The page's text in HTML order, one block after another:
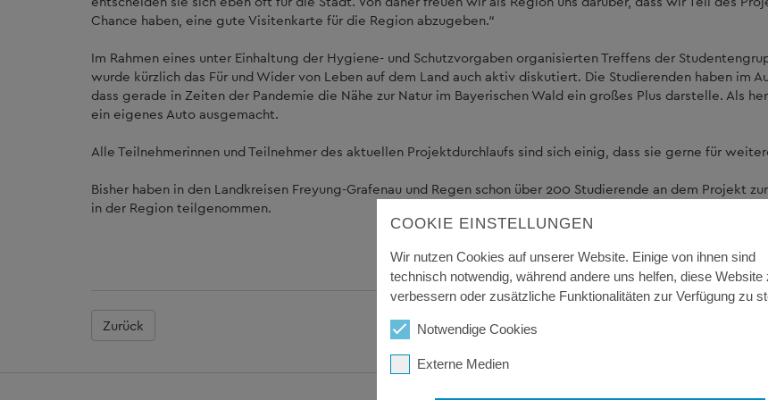
Chance haben, eine gute Visitenkarte für die Region abzugeben.“
Im Rahmen eines unter Einhaltung der Hygiene- und Schutzvorgaben organisierten Treffens der
wurde kürzlich das Für und Wider von Leben auf dem Land auch aktiv diskutiert. Die Studierenden haben im
dass gerade in Zeiten der Pandemie die Nähe zur Natur im Bayerischen Wald ein großes Plus darstelle. Als
ein eigenes Auto ausgemacht.
Alle Teilnehmerinnen und Teilnehmer des aktuellen Projektdurchlaufs sind sich einig, dass sie gerne für
Bisher haben in den Landkreisen Freyung-Grafenau und Regen schon über 200 Studierende an dem Projekt
in der Region teilgenommen.
Zurück
COOKIE EINSTELLUNGEN
Wir nutzen Cookies auf unserer Website. Einige von ihnen sind
technisch notwendig, während andere uns helfen, diese Website
verbessern oder zusätzliche Funktionalitäten zur Verfügung zu
Notwendige Cookies
Externe Medien